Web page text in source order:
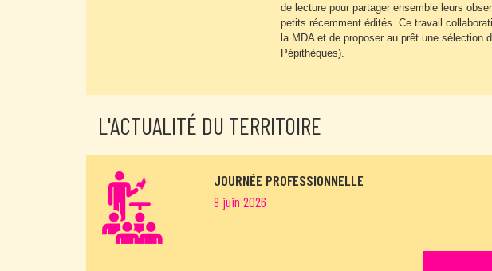
de lecture pour partager ensemble leurs
petits récemment édités. Ce travail
la MDA et de proposer au prêt une sélection
Pépithèques).
L'ACTUALITÉ DU TERRITOIRE
JOURNÉE PROFESSIONNELLE
9 juin 2026